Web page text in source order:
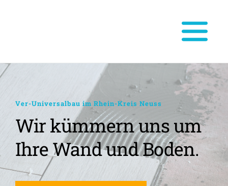
Ver-Universalbau im Rhein-Kreis Neuss
Wir kümmern uns um
Ihre Wand und Boden.